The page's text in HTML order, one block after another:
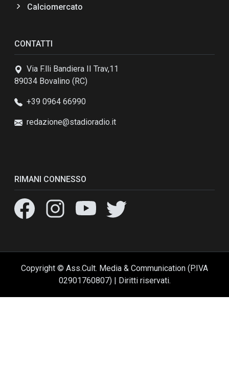
Calciomercato
CONTATTI
Via F.lli Bandiera II Trav,11
89034 Bovalino (RC)
+39 0964 66990
redazione@stadioradio.it
RIMANI CONNESSO
Copyright © Ass.Cult. Media & Communication (P.IVA
02901760807) | Diritti riservati.